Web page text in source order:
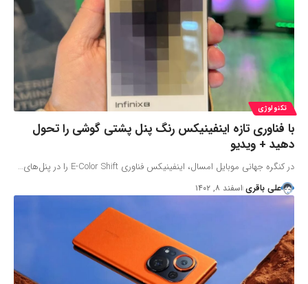
تکنولوژی
با فناوری تازه اینفینیکس رنگ پنل پشتی گوشی را تحول
دهید + ویدیو
در کنگره جهانی موبایل امسال، اینفینیکس فناوری E-Color Shift را در پنل‌های…
علی باقری اسفند ۸, ۱۴۰۲